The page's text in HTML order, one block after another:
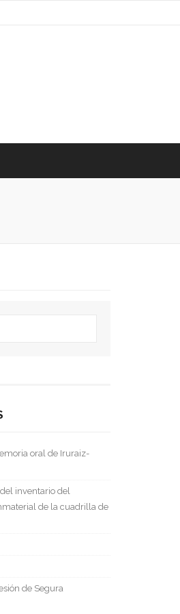
oral de Iruraiz-
inventario del
de la cuadrilla de
de Segura